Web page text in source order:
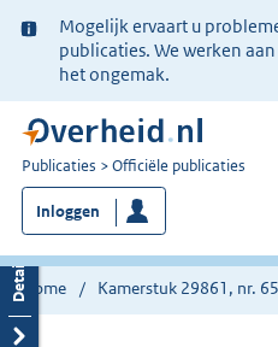
Ter
informatie:
Mogelijk ervaart u
publicaties. We werken
het ongemak.
U
bent
nu
hier:
Publicaties Officiële publicaties
Inloggen
Home Kamerstuk 29861, nr. 65